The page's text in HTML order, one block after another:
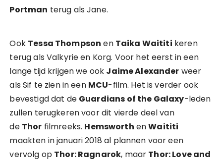
Portman terug als Jane.
Ook Tessa Thompson en Taika Waititi keren
terug als Valkyrie en Korg. Voor het eerst in een
lange tijd krijgen we ook Jaime Alexander weer
als Sif te zien in een MCU-film. Het is verder ook
bevestigd dat de Guardians of the Galaxy-leden
zullen terugkeren voor dit vierde deel van
de Thor filmreeks. Hemsworth enWaititi
maakten in januari 2018 al plannen voor een
vervolg op Thor: Ragnarok, maar Thor: Love and